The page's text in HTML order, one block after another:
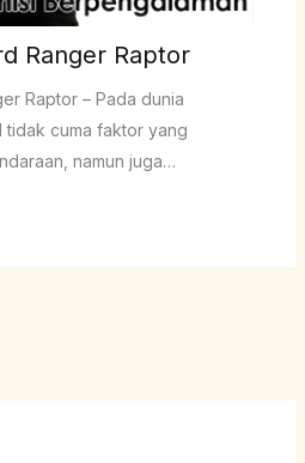
Ranger Raptor
Raptor – Pada dunia
tidak cuma faktor yang
namun juga…